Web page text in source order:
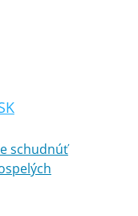
schudnúť